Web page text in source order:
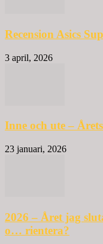
Recension Asics
3 april, 2026
Inne och ute –
23 januari, 2026
2026 – Året jag
o… rientera?